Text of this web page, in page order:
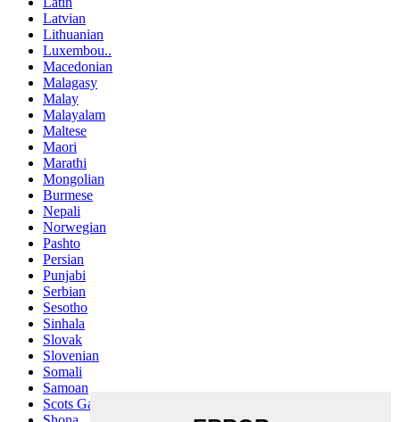
Latvian
Lithuanian
Luxembou..
Macedonian
Malagasy
Malay
Malayalam
Maltese
Maori
Marathi
Mongolian
Burmese
Nepali
Norwegian
Pashto
Persian
Punjabi
Serbian
Sesotho
Sinhala
Slovak
Slovenian
Somali
Samoan
Scots Gaelic